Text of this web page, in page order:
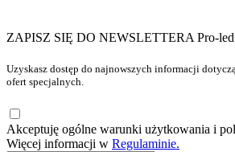
ZAPISZ SIĘ DO NEWSLETTERA Pro-
Uzyskasz dostęp do najnowszych informacji
ofert specjalnych.
Akceptuję ogólne warunki użytkowania i
Więcej informacji w Regulaminie.